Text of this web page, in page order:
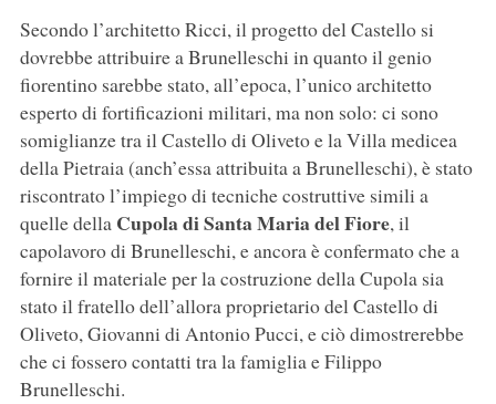
Secondo l’architetto Ricci, il progetto del Castello si
dovrebbe attribuire a Brunelleschi in quanto il genio
fiorentino sarebbe stato, all’epoca, l’unico architetto
esperto di fortificazioni militari, ma non solo: ci sono
somiglianze tra il Castello di Oliveto e la Villa medicea
della Pietraia (anch’essa attribuita a Brunelleschi), è stato
riscontrato l’impiego di tecniche costruttive simili a
quelle della Cupola di Santa Maria del Fiore, il
capolavoro di Brunelleschi, e ancora è confermato che a
fornire il materiale per la costruzione della Cupola sia
stato il fratello dell’allora proprietario del Castello di
Oliveto, Giovanni di Antonio Pucci, e ciò dimostrerebbe
che ci fossero contatti tra la famiglia e Filippo
Brunelleschi.